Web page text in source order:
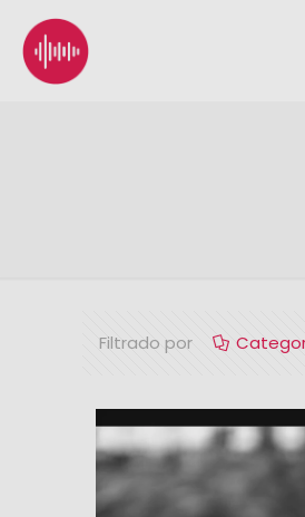
Filtrado por